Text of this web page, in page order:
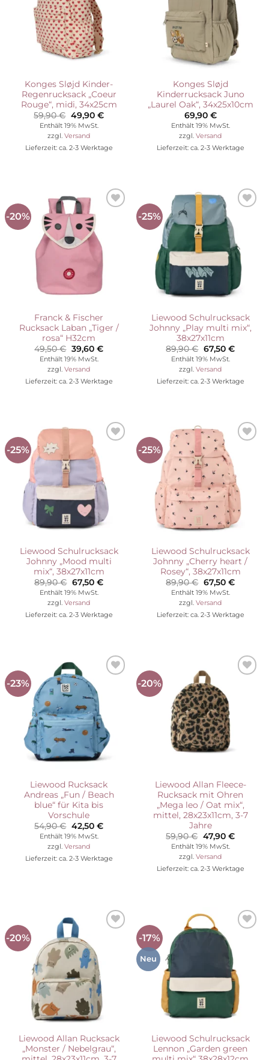
Konges Sløjd Kinder-
Regenrucksack „Coeur
Rouge“, midi, 34x25cm
59,90€ Ursprünglicher
Preis
war:
59,90 €
49,90 €Aktueller
Enthält 19% MwSt.
zzgl. Versand
Lieferzeit: ca. 2-3 Werktage
Konges Sløjd
Kinderrucksack Juno
„Laurel Oak“, 34x25x10cm
69,90 €
Enthält 19% MwSt.
zzgl. Versand
Lieferzeit: ca. 2-3 Werktage
-20%
Auf die
Wunschliste
Franck & Fischer
Rucksack Laban „Tiger /
rosa“ H32cm
49,50€ Ursprünglicher
Preis
war:
49,50 €
39,60 €Aktueller
Enthält 19% MwSt.
zzgl. Versand
Lieferzeit: ca. 2-3 Werktage
-25%
Auf die
Wunschliste
Liewood Schulrucksack
Johnny „Play multi mix“,
38x27x11cm
89,90€ Ursprünglicher
Preis
war:
89,90 €
67,50 €
Enthält 19% MwSt.
zzgl. Versand
Lieferzeit: ca. 2-3 Werktage
-25%
Auf die
Wunschliste
Liewood Schulrucksack
Johnny „Mood multi
mix“, 38x27x11cm
89,90€ Ursprünglicher
Preis
war:
89,90 €
67,50 €Aktueller
Enthält 19% MwSt.
zzgl. Versand
Lieferzeit: ca. 2-3 Werktage
-25%
Auf die
Wunschliste
Liewood Schulrucksack
Johnny „Cherry heart /
Rosey“, 38x27x11cm
89,90€ Ursprünglicher
Preis
war:
89,90 €
67,50 €
Enthält 19% MwSt.
zzgl. Versand
Lieferzeit: ca. 2-3 Werktage
-23%
Auf die
Wunschliste
Liewood Rucksack
Andreas „Fun / Beach
blue“ für Kita bis
Vorschule
54,90€ Ursprünglicher
Preis
war:
54,90 €
42,50 €Aktueller
Enthält 19% MwSt.
zzgl. Versand
Lieferzeit: ca. 2-3 Werktage
-20%
Wunschliste
Liewood Allan Fleece-
Rucksack mit Ohren
„Mega leo / Oat mix“,
mittel, 28x23x11cm, 3-7
Jahre
59,90€ Ursprünglicher
Preis
war:
59,90 €
47,90 €
Enthält 19% MwSt.
zzgl. Versand
Lieferzeit: ca. 2-3 Werktage
-20%
Wunschliste
Liewood Allan Rucksack
„Monster / Nebelgrau“,
-17%
Neu
Auf die
Wunschliste
Liewood Schulrucksack
Lennon „Garden green